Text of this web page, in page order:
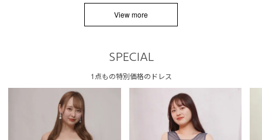
View more
SPECIAL
1点もの特別価格のドレス